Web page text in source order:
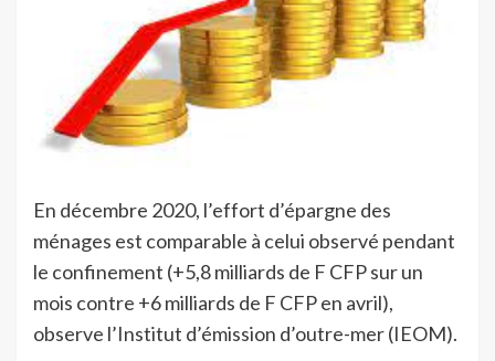
En décembre 2020, l’effort d’épargne des
ménages est comparable à celui observé pendant
le confinement (+5,8 milliards de F CFP sur un
mois contre +6 milliards de F CFP en avril),
observe l’Institut d’émission d’outre-mer (IEOM).